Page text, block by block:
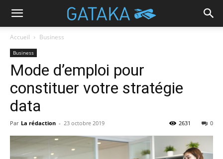
Accueil Business
Business
Mode d’emploi pour
constituer votre stratégie
data
Par La rédaction - 23 octobre 2019 0
2631